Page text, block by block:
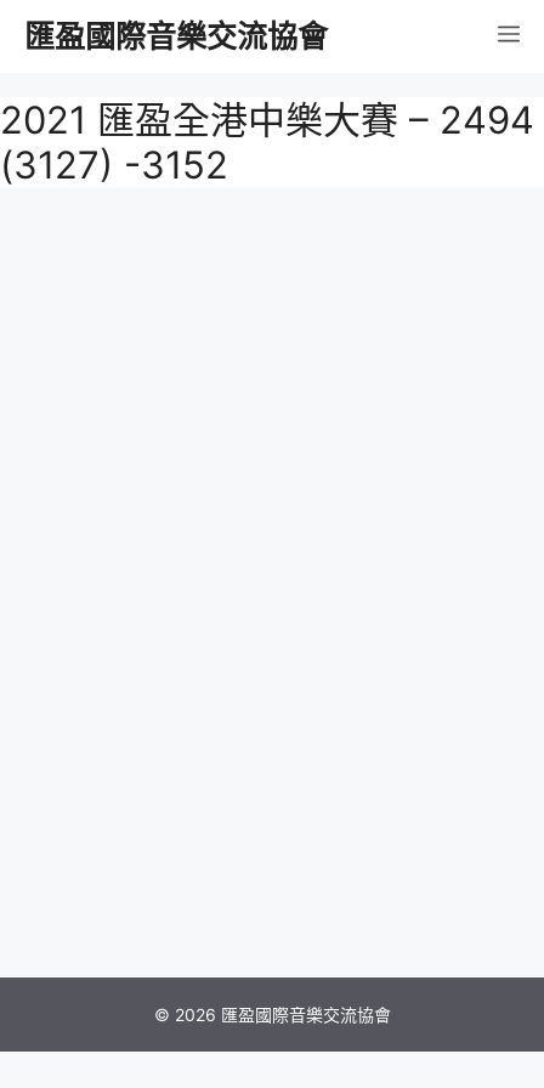
容
匯盈國際音樂交流協會 選
單
2021 匯盈全港中樂大賽 – 2494
(3127) -3152
© 2026 匯盈國際音樂交流協會